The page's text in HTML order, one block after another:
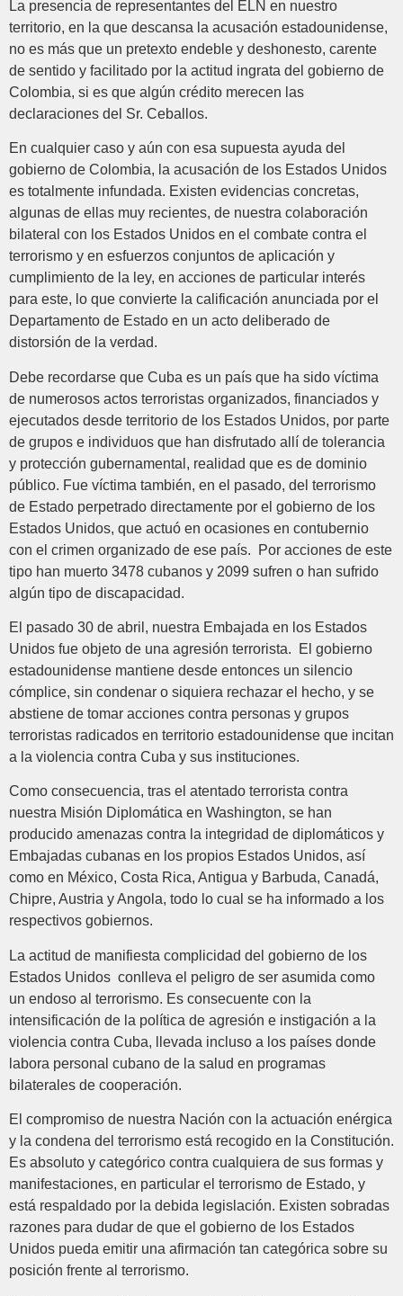
La presencia de representantes del ELN en nuestro
territorio, en la que descansa la acusación estadounidense,
no es más que un pretexto endeble y deshonesto, carente
de sentido y facilitado por la actitud ingrata del gobierno de
Colombia, si es que algún crédito merecen las
declaraciones del Sr. Ceballos.
En cualquier caso y aún con esa supuesta ayuda del
gobierno de Colombia, la acusación de los Estados Unidos
es totalmente infundada. Existen evidencias concretas,
algunas de ellas muy recientes, de nuestra colaboración
bilateral con los Estados Unidos en el combate contra el
terrorismo y en esfuerzos conjuntos de aplicación y
cumplimiento de la ley, en acciones de particular interés
para este, lo que convierte la calificación anunciada por el
Departamento de Estado en un acto deliberado de
distorsión de la verdad.
Debe recordarse que Cuba es un país que ha sido víctima
de numerosos actos terroristas organizados, financiados y
ejecutados desde territorio de los Estados Unidos, por parte
de grupos e individuos que han disfrutado allí de tolerancia
y protección gubernamental, realidad que es de dominio
público. Fue víctima también, en el pasado, del terrorismo
de Estado perpetrado directamente por el gobierno de los
Estados Unidos, que actuó en ocasiones en contubernio
con el crimen organizado de ese país. Por acciones de este
tipo han muerto 3478 cubanos y 2099 sufren o han sufrido
algún tipo de discapacidad.
El pasado 30 de abril, nuestra Embajada en los Estados
Unidos fue objeto de una agresión terrorista. El gobierno
estadounidense mantiene desde entonces un silencio
cómplice, sin condenar o siquiera rechazar el hecho, y se
abstiene de tomar acciones contra personas y grupos
terroristas radicados en territorio estadounidense que incitan
a la violencia contra Cuba y sus instituciones.
Como consecuencia, tras el atentado terrorista contra
nuestra Misión Diplomática en Washington, se han
producido amenazas contra la integridad de diplomáticos y
Embajadas cubanas en los propios Estados Unidos, así
como en México, Costa Rica, Antigua y Barbuda, Canadá,
Chipre, Austria y Angola, todo lo cual se ha informado a los
respectivos gobiernos.
La actitud de manifiesta complicidad del gobierno de los
Estados Unidos conlleva el peligro de ser asumida como
un endoso al terrorismo. Es consecuente con la
intensificación de la política de agresión e instigación a la
violencia contra Cuba, llevada incluso a los países donde
labora personal cubano de la salud en programas
bilaterales de cooperación.
El compromiso de nuestra Nación con la actuación enérgica
y la condena del terrorismo está recogido en la Constitución.
Es absoluto y categórico contra cualquiera de sus formas y
manifestaciones, en particular el terrorismo de Estado, y
está respaldado por la debida legislación. Existen sobradas
razones para dudar de que el gobierno de los Estados
Unidos pueda emitir una afirmación tan categórica sobre su
posición frente al terrorismo.